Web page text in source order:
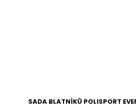
SADA BLATNÍKŮ POLISPORT